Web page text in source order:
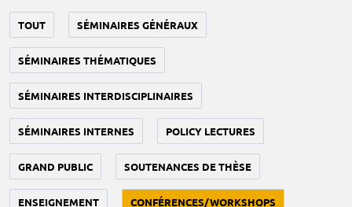
TOUT SÉMINAIRES GÉNÉRAUX
SÉMINAIRES THÉMATIQUES
SÉMINAIRES INTERDISCIPLINAIRES
SÉMINAIRES INTERNES POLICY LECTURES
GRAND PUBLIC SOUTENANCES DE THÈSE
ENSEIGNEMENT CONFÉRENCES/WORKSHOPS